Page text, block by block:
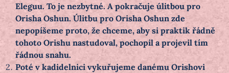
Eleguu. To je nezbytné. A pokračuje úlitbou pro
Orisha Oshun. Úlitbu pro Orisha Oshun zde
nepopíšeme proto, že chceme, aby si praktik řádně
tohoto Orishu nastudoval, pochopil a projevil tím
řádnou snahu.
Poté v kadidelnici vykuřujeme danému Orishovi